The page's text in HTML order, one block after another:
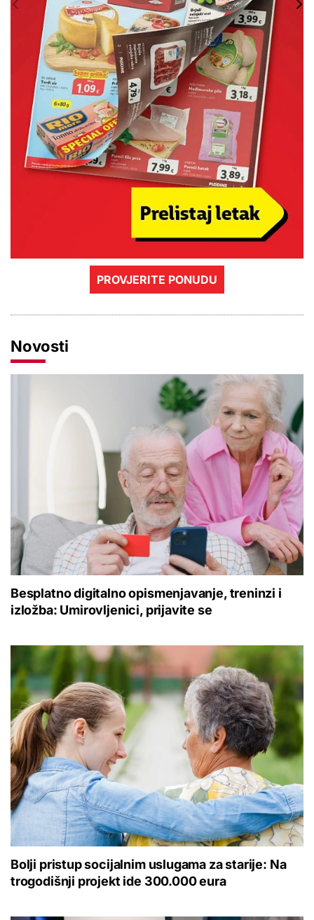
PROVJERITE PONUDU
Novosti
Besplatno digitalno opismenjavanje, treninzi i
izložba: Umirovljenici, prijavite se
Bolji pristup socijalnim uslugama za starije: Na
trogodišnji projekt ide 300.000 eura